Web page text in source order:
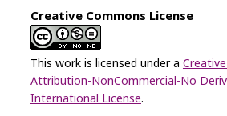
Creative Commons License
This work is licensed under a
Attribution-NonCommercial-No
International License.